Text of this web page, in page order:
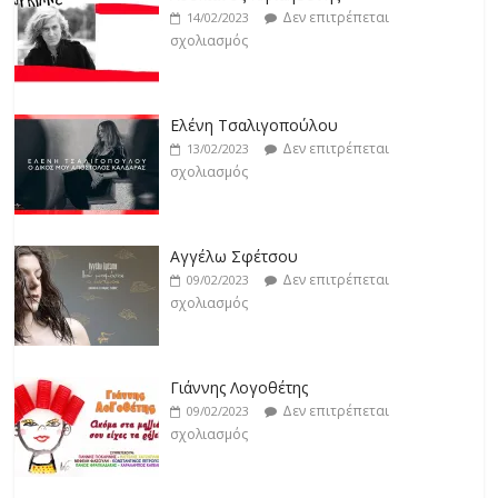
σχολιασμός
19/02/2023
Δεν επιτρέπεται
σχολιασμός
14/02/2023
Δεν επιτρέπεται
σχολιασμός
Ελένη Τσαλιγοπούλου
13/02/2023
Δεν επιτρέπεται
σχολιασμός
Αγγέλω Σφέτσου
09/02/2023
Δεν επιτρέπεται
σχολιασμός
Γιάννης Λογοθέτης
09/02/2023
Δεν επιτρέπεται
σχολιασμός